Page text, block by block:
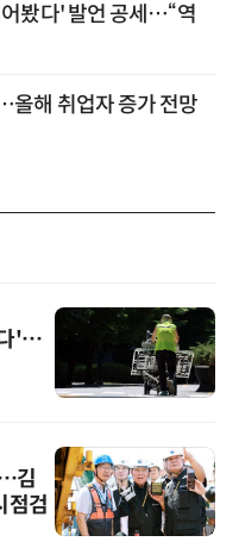
봤다' 발언 공세…“역
올해 취업자 증가 전망
다'…
김
점검